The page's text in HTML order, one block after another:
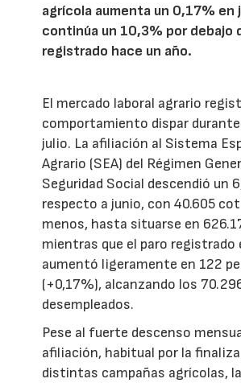
agrícola aumenta un 0,17% en
continúa un 10,3% por debajo
registrado hace un año.
El mercado laboral agrario
comportamiento dispar durante
julio. La afiliación al Sistema
Agrario (SEA) del Régimen
Seguridad Social descendió un
respecto a junio, con 40.605
menos, hasta situarse en
mientras que el paro registrado
aumentó ligeramente en 122
(+0,17%), alcanzando los
desempleados.
Pese al fuerte descenso
afiliación, habitual por la
distintas campañas agrícolas,